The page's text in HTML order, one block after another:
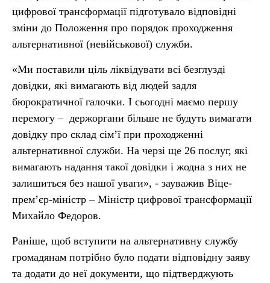
цифрової трансформації підготувало відповідні
зміни до Положення про порядок проходження
альтернативної (невійськової) служби.
«Ми поставили ціль ліквідувати всі безглузді
довідки, які вимагають від людей задля
бюрократичної галочки. І сьогодні маємо першу
перемогу – держоргани більше не будуть вимагати
довідку про склад сім’ї при проходженні
альтернативної служби. На черзі ще 26 послуг, які
вимагають надання такої довідки і жодна з них не
залишиться без нашої уваги», - зауважив Віце-
прем’єр-міністр – Міністр цифрової трансформації
Михайло Федоров.
Раніше, щоб вступити на альтернативну службу
громадянам потрібно було подати відповідну заяву
та додати до неї документи, що підтверджують